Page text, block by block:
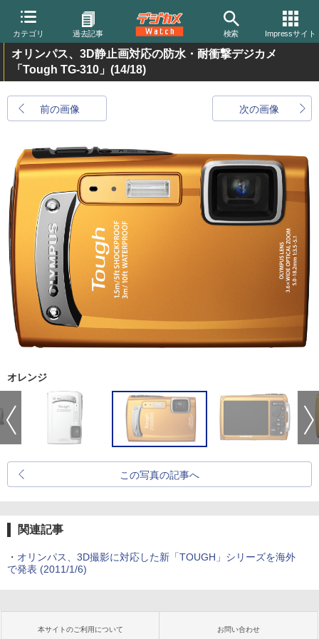
カテゴリ 過去記事 検索 Impressサイト
オリンパス、3D静止画対応の防水・耐衝撃デジカメ
「Tough TG-310」 (14/18)
前の画像 次の画像
オレンジ
この写真の記事へ
関連記事
・ オリンパス、3D撮影に対応した新「TOUGH」シリーズを海外
で発表 (2011/1/6)
本サイトのご利用について お問い合わせ